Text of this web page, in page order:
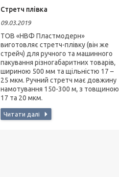
Стретч плівка
09.03.2019
ТОВ «НВФ Пластмодерн»
виготовляє стретч-плівку (він же
стрейч) для ручного та машинного
пакування різногабаритних товарів,
шириною 500 мм та щільністю 17 –
25 мкм. Ручний стретч має довжину
намотування 150-300 м, з товщиною
17 та 20 мкм.